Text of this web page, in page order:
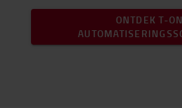
ONTDEK T-